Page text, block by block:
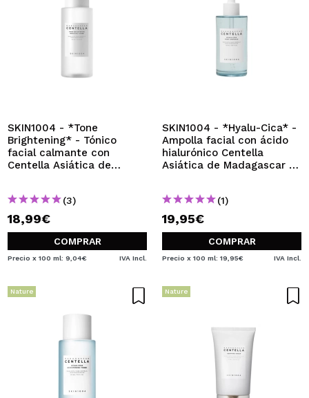
SKIN1004 - *Tone
Brightening* - Tónico
facial calmante con
Centella Asiática de
(3)
18,99€
COMPRAR
Precio x 100 ml: 9,04€ IVA Incl.
SKIN1004 - *Hyalu-Cica* -
Ampolla facial con ácido
hialurónico Centella
Asiática de Madagascar -
(1)
19,95€
COMPRAR
Precio x 100 ml: 19,95€ IVA Incl.
Nature Nature